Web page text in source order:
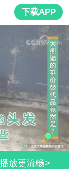
下载APP
放更流畅>